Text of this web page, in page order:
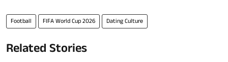
Football FIFA World Cup 2026 Dating Culture
Related Stories